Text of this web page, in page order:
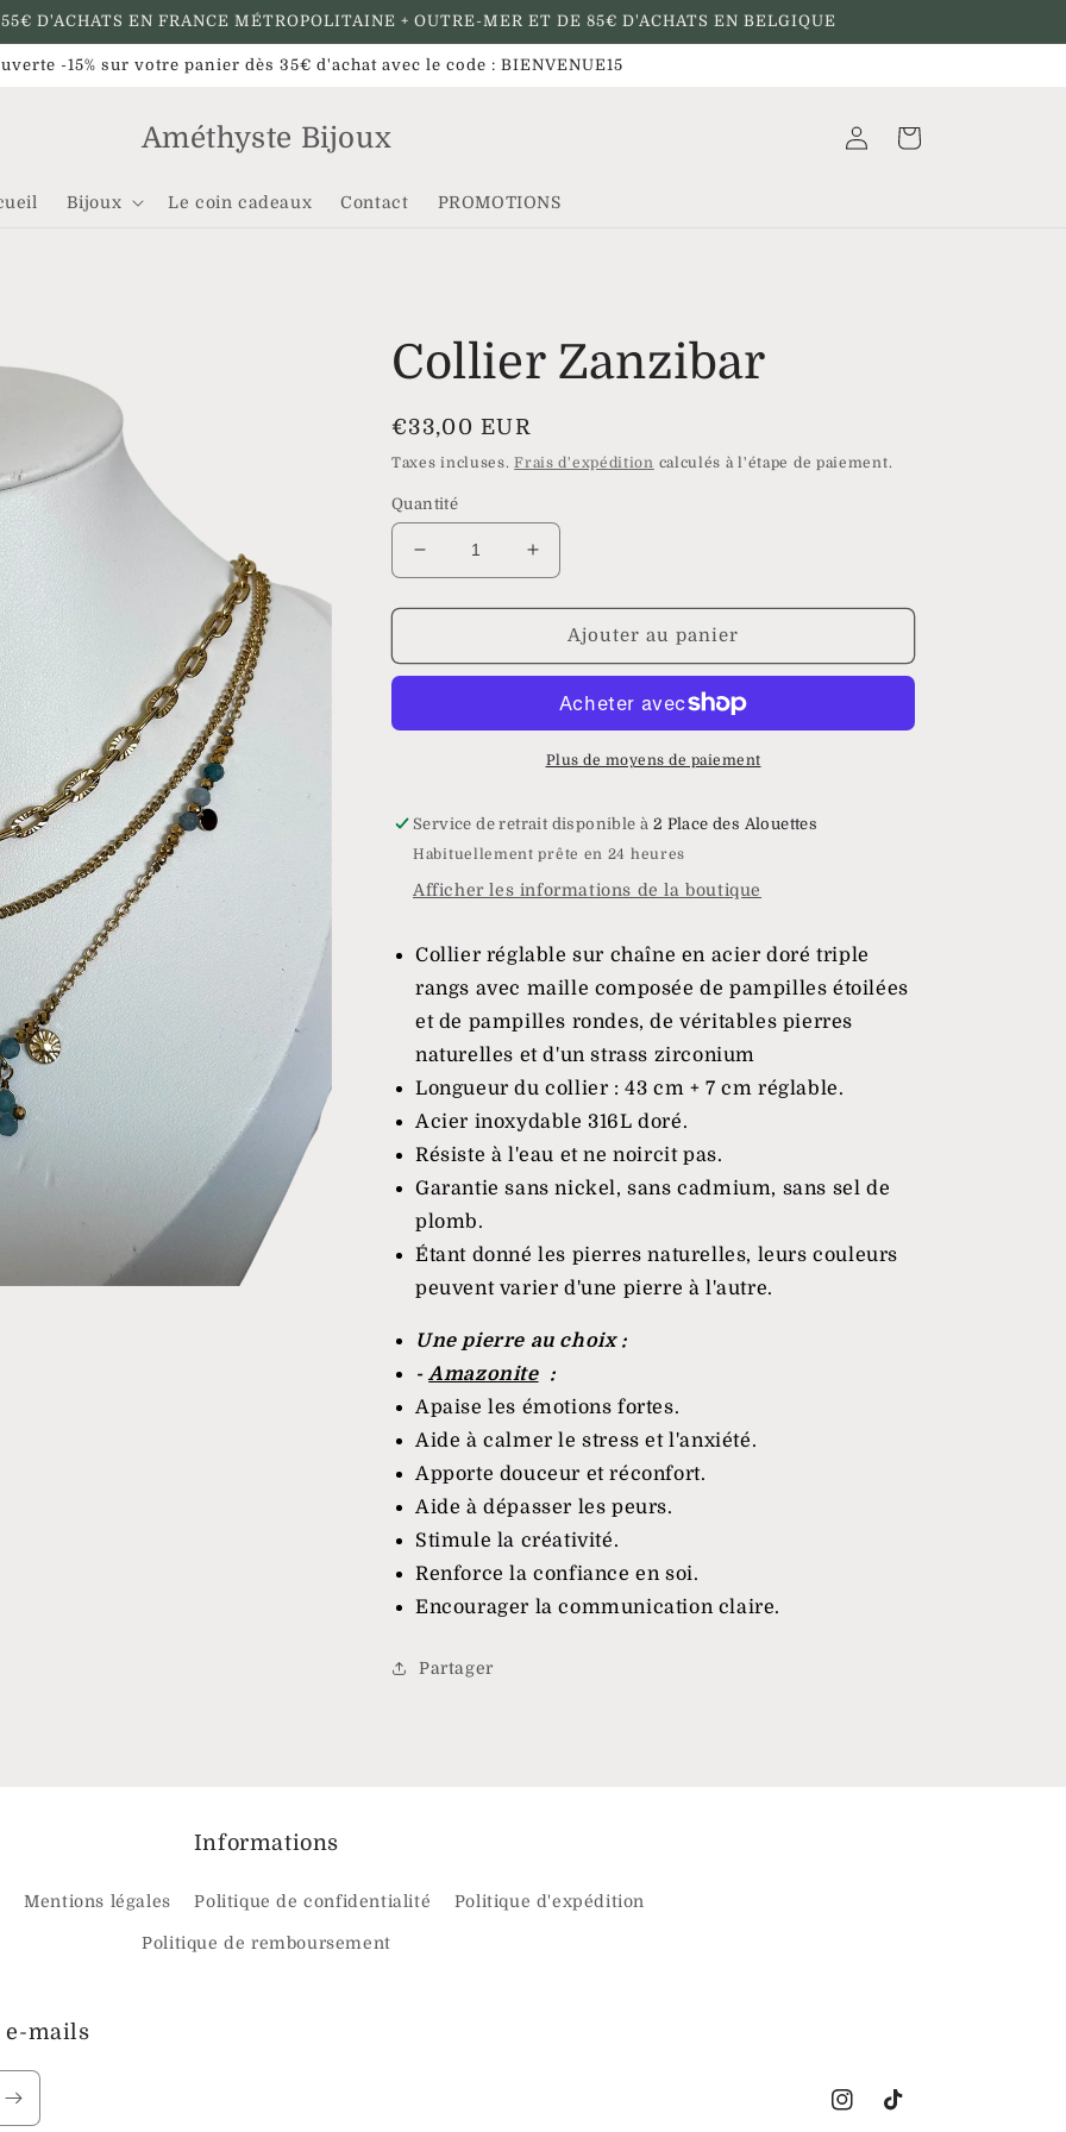
D'ACHATS EN FRANCE MÉTROPOLITAINE + OUTRE-MER ET DE 85€ D'ACHATS EN BELGIQUE
-15% sur votre panier dès 35€ d'achat avec le code : BIENVENUE15
Améthyste Bijoux
Bijoux Le coin cadeaux Contact PROMOTIONS
ConnexionPanier
Collier Zanzibar
Prix
habituel
€33,00 EUR
Taxes incluses.Frais d'expédition calculés à l'étape de paiement.
Quantité
Réduire
la
quantité
Collier
Augmenter
la
quantité
Collier
Ajouter au panier
Plus de moyens de paiement
Service de retrait disponible à 2 Place des Alouettes
Habituellement prête en 24 heures
Afficher les informations de la boutique
Collier réglable sur chaîne en acier doré triple
rangs avec maille composée de pampilles étoilées
et de pampilles rondes, de véritables pierres
naturelles et d'un strass zirconium
Longueur du collier : 43 cm + 7 cm réglable.
Acier inoxydable 316L doré.
Résiste à l'eau et ne noircit pas.
Garantie sans nickel, sans cadmium, sans sel de
plomb.
Étant donné les pierres naturelles, leurs couleurs
peuvent varier d'une pierre à l'autre.
Une pierre au choix :
- Amazonite :
Apaise les émotions fortes.
Aide à calmer le stress et l'anxiété.
Apporte douceur et réconfort.
Aide à dépasser les peurs.
Stimule la créativité.
Renforce la confiance en soi.
Encourager la communication claire.
Partager
Informations
Mentions légales Politique de confidentialité Politique d'expédition
Politique de remboursement
e-mails
Instagram
TikTok